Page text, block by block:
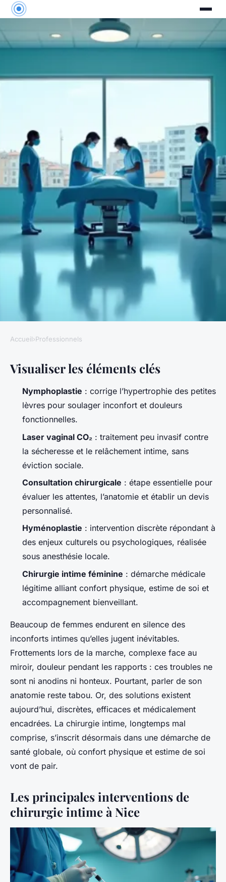
Chirurgie intime à Nice :
indications et déroulement de
la prise en charge
Accueil›Professionnels
Visualiser les éléments clés
Nymphoplastie : corrige l’hypertrophie des petites
lèvres pour soulager inconfort et douleurs
fonctionnelles.
Laser vaginal CO₂ : traitement peu invasif contre
la sécheresse et le relâchement intime, sans
éviction sociale.
Consultation chirurgicale : étape essentielle pour
évaluer les attentes, l’anatomie et établir un devis
personnalisé.
Hyménoplastie : intervention discrète répondant à
des enjeux culturels ou psychologiques, réalisée
sous anesthésie locale.
Chirurgie intime féminine : démarche médicale
légitime alliant confort physique, estime de soi et
accompagnement bienveillant.
Beaucoup de femmes endurent en silence des
inconforts intimes qu’elles jugent inévitables.
Frottements lors de la marche, complexe face au
miroir, douleur pendant les rapports : ces troubles ne
sont ni anodins ni honteux. Pourtant, parler de son
anatomie reste tabou. Or, des solutions existent
aujourd’hui, discrètes, efficaces et médicalement
encadrées. La chirurgie intime, longtemps mal
comprise, s’inscrit désormais dans une démarche de
santé globale, où confort physique et estime de soi
vont de pair.
Les principales interventions de
chirurgie intime à Nice